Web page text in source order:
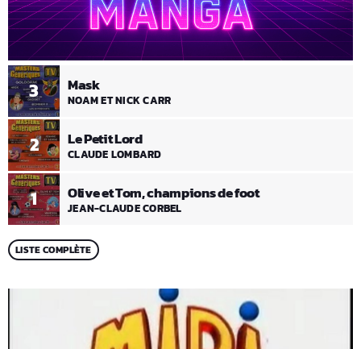
1 Olive et Tom, champions de foot
JEAN-CLAUDE CORBEL
2 Le Petit Lord
CLAUDE LOMBARD
3 Mask
NOAM ET NICK CARR
LISTE COMPLÈTE